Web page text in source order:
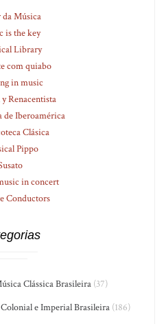
da Música
is the key
Library
com quiabo
in music
Renacentista
de Iberoamérica
Clásica
Pippo
in concert
Conductors
Clássica Brasileira (37)
e Imperial Brasileira (186)